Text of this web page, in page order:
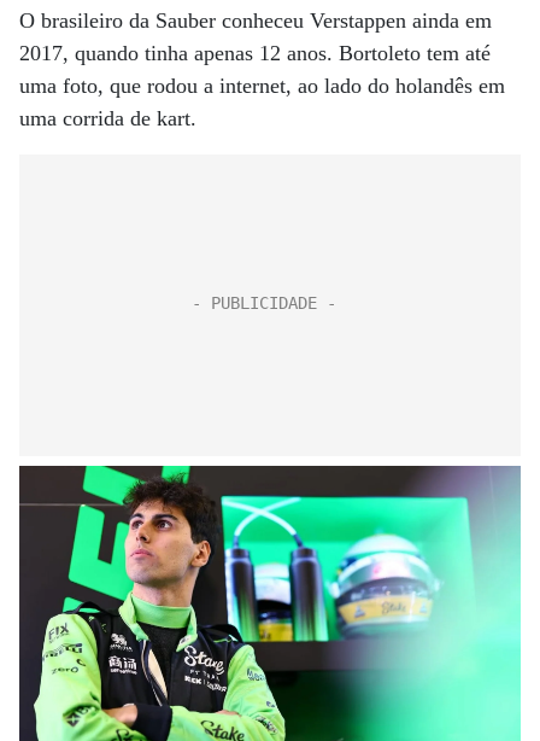
O brasileiro da Sauber conheceu Verstappen ainda em
2017, quando tinha apenas 12 anos. Bortoleto tem até
uma foto, que rodou a internet, ao lado do holandês em
uma corrida de kart.